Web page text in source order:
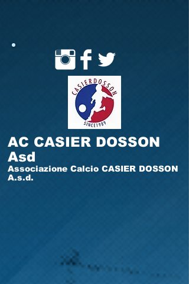
AC CASIER DOSSON
Asd
Associazione Calcio CASIER DOSSON
A.s.d.